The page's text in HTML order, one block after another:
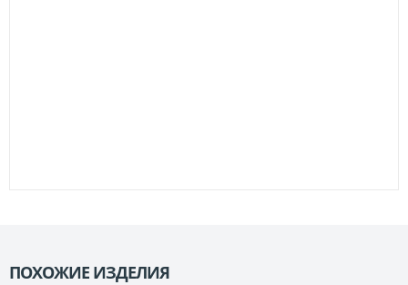
ПОХОЖИЕ ИЗДЕЛИЯ